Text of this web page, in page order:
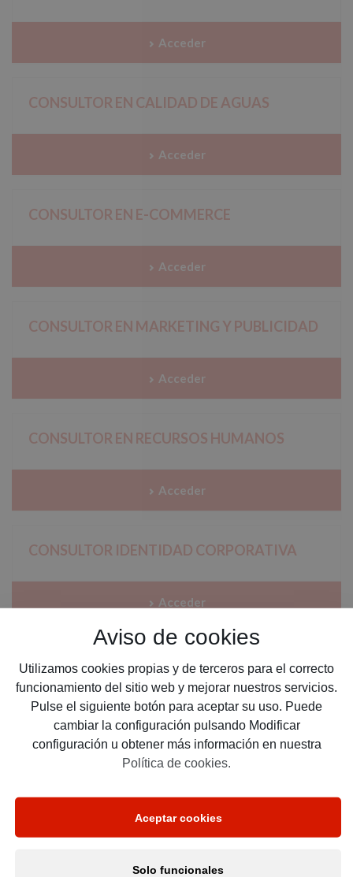
Aviso de cookies
Utilizamos cookies propias y de terceros para el correcto
funcionamiento del sitio web y mejorar nuestros servicios.
Pulse el siguiente botón para aceptar su uso. Puede
cambiar la configuración pulsando Modificar
configuración u obtener más información en nuestra
Política de cookies.
Aceptar cookies
Solo funcionales
Acceder
CONSULTOR EN CALIDAD DE AGUAS
Acceder
CONSULTOR EN E-COMMERCE
Acceder
CONSULTOR EN MARKETING Y PUBLICIDAD
Acceder
CONSULTOR EN RECURSOS HUMANOS
Acceder
CONSULTOR IDENTIDAD CORPORATIVA
Acceder
CONSULTOR INFORMÁTICA
Acceder
Acceder